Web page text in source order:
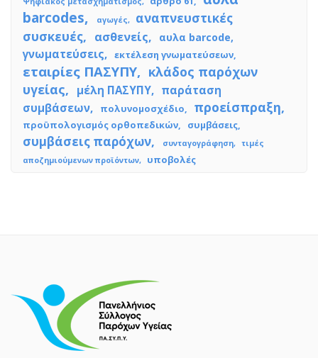
barcodes
αγωγές
αναπνευστικές
συσκευές
ασθενείς αυλα barcode
γνωματεύσεις εκτέλεση γνωματεύσεων
εταιρίες ΠΑΣΥΠΥ
κλάδος παρόχων
υγείας
μέλη ΠΑΣΥΠΥ
παράταση
συμβάσεων
πολυνομοσχέδιο προείσπραξη
προϋπολογισμός ορθοπεδικών συμβάσεις
συμβάσεις παρόχων συνταγογράφηση
τιμές
αποζημιούμενων προϊόντων
υποβολές